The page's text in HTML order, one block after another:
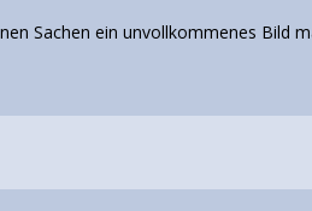
Sachen ein unvollkommenes Bild